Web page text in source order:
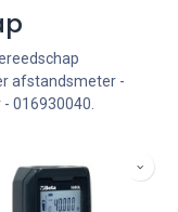
afstandsmeter -
016930040.